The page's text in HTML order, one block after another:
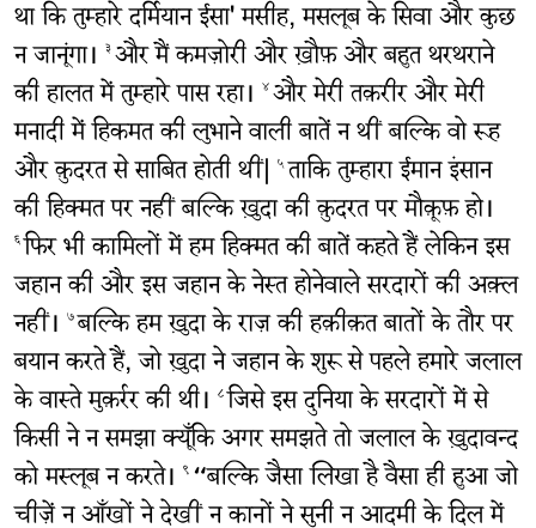
था कि तुम्हारे दर्मियान ईसा' मसीह, मसलूब के सिवा और कुछ
न जानूंगा। ३और मैं कमज़ोरी और ख़ौफ़ और बहुत थरथराने
की हालत में तुम्हारे पास रहा। ४और मेरी तक़रीर और मेरी
मनादी में हिकमत की लुभाने वाली बातें न थीं बल्कि वो रूह
और क़ुदरत से साबित होती थीं| ५ताकि तुम्हारा ईमान इंसान
की हिक्मत पर नहीं बल्कि ख़ुदा की क़ुदरत पर मौक़ूफ़ हो।
६फिर भी कामिलों में हम हिक्मत की बातें कहते हैं लेकिन इस
जहान की और इस जहान के नेस्त होनेवाले सरदारों की अक़्ल
नहीं। ७बल्कि हम ख़ुदा के राज़ की हक़ीक़त बातों के तौर पर
बयान करते हैं, जो ख़ुदा ने जहान के शुरू से पहले हमारे जलाल
के वास्ते मुक़र्रर की थी। ८जिसे इस दुनिया के सरदारों में से
किसी ने न समझा क्यूँकि अगर समझते तो जलाल के ख़ुदावन्द
को मस्लूब न करते। ९“बल्कि जैसा लिखा है वैसा ही हुआ जो